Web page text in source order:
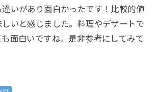
いがあり面白かったです！比較的値
いと感じました。料理やデザートで
面白いですね。是非参考にしてみて